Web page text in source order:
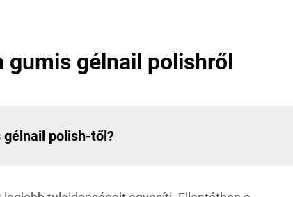
gumis gélnail polishről
gélnail polish-től?